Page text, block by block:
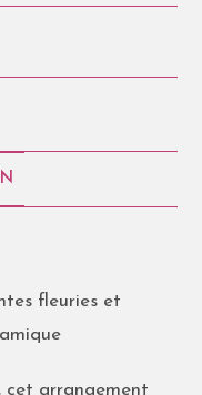
fleuries et
cet arrangement